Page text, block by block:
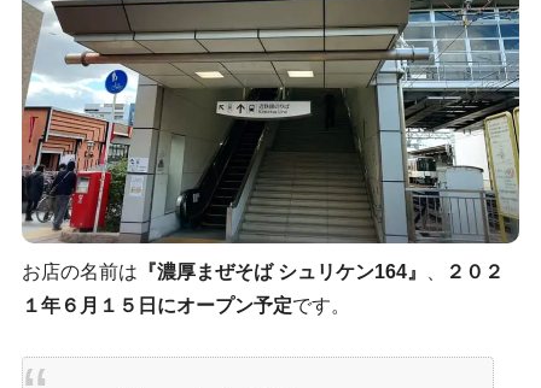
お店の名前は 『濃厚まぜそば シュリケン164』
２０２
１年６月１５日にオープン予定です。